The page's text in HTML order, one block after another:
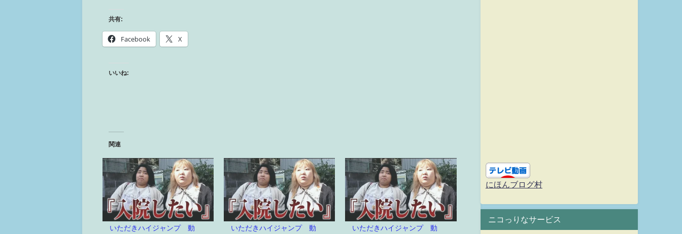
共有:
Facebook X
いいね:
関連
いただきハイジャンプ 動
いただきハイジャンプ 動
いただきハイジャンプ 動
にほんブログ村
ニコっりなサービス